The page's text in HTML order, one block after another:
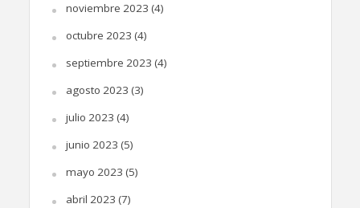
noviembre 2023 (4)
octubre 2023 (4)
septiembre 2023 (4)
agosto 2023 (3)
julio 2023 (4)
junio 2023 (5)
mayo 2023 (5)
abril 2023 (7)